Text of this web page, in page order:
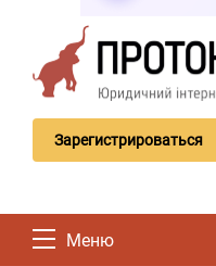
Зарегистрироваться
Меню